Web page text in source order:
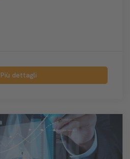
Più dettagli